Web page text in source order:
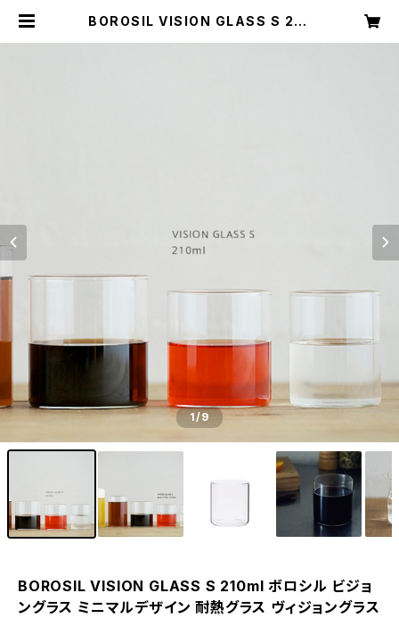
BOROSIL VISION GLASS S 210
1/9
BOROSIL VISION GLASS S 210ml ボロシル ビジョ
ングラス ミニマルデザイン 耐熱グラス ヴィジョングラス